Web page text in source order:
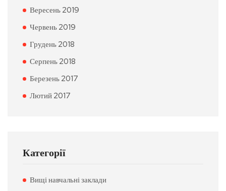
Вересень 2019
Червень 2019
Грудень 2018
Серпень 2018
Березень 2017
Лютий 2017
Категорії
Вищі навчальні заклади